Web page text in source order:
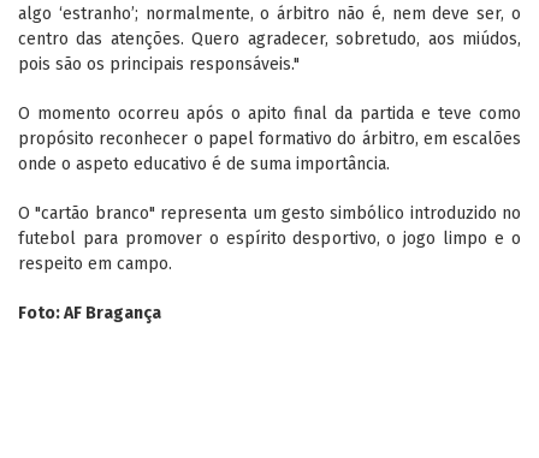
algo ‘estranho’; normalmente, o árbitro não é, nem deve ser, o
centro das atenções. Quero agradecer, sobretudo, aos miúdos,
pois são os principais responsáveis."
O momento ocorreu após o apito final da partida e teve como
propósito reconhecer o papel formativo do árbitro, em escalões
onde o aspeto educativo é de suma importância.
O "cartão branco" representa um gesto simbólico introduzido no
futebol para promover o espírito desportivo, o jogo limpo e o
respeito em campo.
Foto: AF Bragança